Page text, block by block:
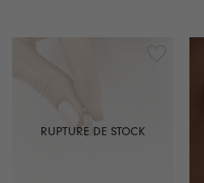
RUPTURE DE STOCK